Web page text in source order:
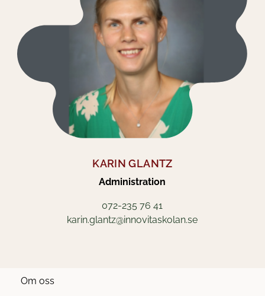
KARIN GLANTZ
Administration
072-235 76 41
karin.glantz@innovitaskolan.se
Om oss